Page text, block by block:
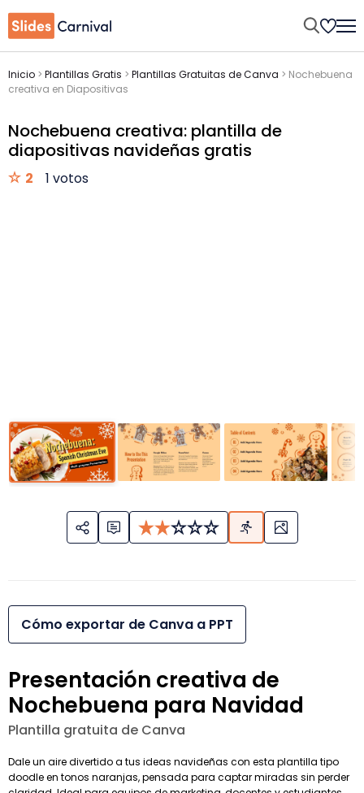
Inicio > Plantillas Gratis > Plantillas Gratuitas de Canva > Nochebuena
creativa en Diapositivas
Nochebuena creativa: plantilla de
diapositivas navideñas gratis
2 1 votos
Cómo exportar de Canva a PPT
Presentación creativa de
Nochebuena para Navidad
Plantilla gratuita de Canva
Dale un aire divertido a tus ideas navideñas con esta plantilla tipo
doodle en tonos naranjas, pensada para captar miradas sin perder